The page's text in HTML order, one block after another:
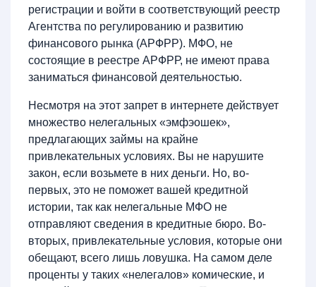
регистрации и войти в соответствующий реестр
Агентства по регулированию и развитию
финансового рынка (АРФРР). МФО, не
состоящие в реестре АРФРР, не имеют права
заниматься финансовой деятельностью.
Несмотря на этот запрет в интернете действует
множество нелегальных «эмфэошек»,
предлагающих займы на крайне
привлекательных условиях. Вы не нарушите
закон, если возьмете в них деньги. Но, во-
первых, это не поможет вашей кредитной
истории, так как нелегальные МФО не
отправляют сведения в кредитные бюро. Во-
вторых, привлекательные условия, которые они
обещают, всего лишь ловушка. На самом деле
проценты у таких «нелегалов» комические, и